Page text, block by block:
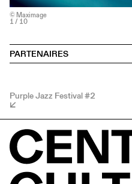
© Maximage
1 / 10
PARTENAIRES
Purple Jazz Festival #2